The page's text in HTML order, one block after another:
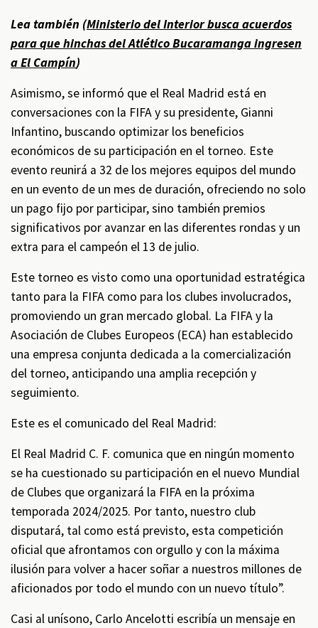
Lea también (Ministerio del Interior busca acuerdos
para que hinchas del Atlético Bucaramanga ingresen
a El Campín)
Asimismo, se informó que el Real Madrid está en
conversaciones con la FIFA y su presidente, Gianni
Infantino, buscando optimizar los beneficios
económicos de su participación en el torneo. Este
evento reunirá a 32 de los mejores equipos del mundo
en un evento de un mes de duración, ofreciendo no solo
un pago fijo por participar, sino también premios
significativos por avanzar en las diferentes rondas y un
extra para el campeón el 13 de julio.
Este torneo es visto como una oportunidad estratégica
tanto para la FIFA como para los clubes involucrados,
promoviendo un gran mercado global. La FIFA y la
Asociación de Clubes Europeos (ECA) han establecido
una empresa conjunta dedicada a la comercialización
del torneo, anticipando una amplia recepción y
seguimiento.
Este es el comunicado del Real Madrid:
El Real Madrid C. F. comunica que en ningún momento
se ha cuestionado su participación en el nuevo Mundial
de Clubes que organizará la FIFA en la próxima
temporada 2024/2025. Por tanto, nuestro club
disputará, tal como está previsto, esta competición
oficial que afrontamos con orgullo y con la máxima
ilusión para volver a hacer soñar a nuestros millones de
aficionados por todo el mundo con un nuevo título”.
Casi al unísono, Carlo Ancelotti escribía un mensaje en